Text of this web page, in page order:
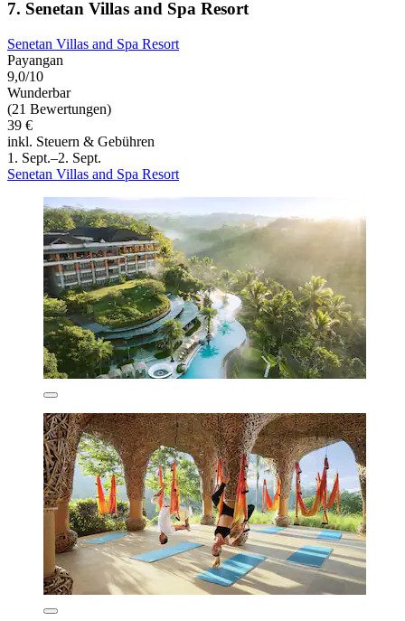
7. Senetan Villas and Spa Resort
Senetan Villas and Spa Resort
Payangan
9,0/10
Wunderbar
(21 Bewertungen)
39 €
inkl. Steuern & Gebühren
1. Sept.–2. Sept.
Senetan Villas and Spa Resort